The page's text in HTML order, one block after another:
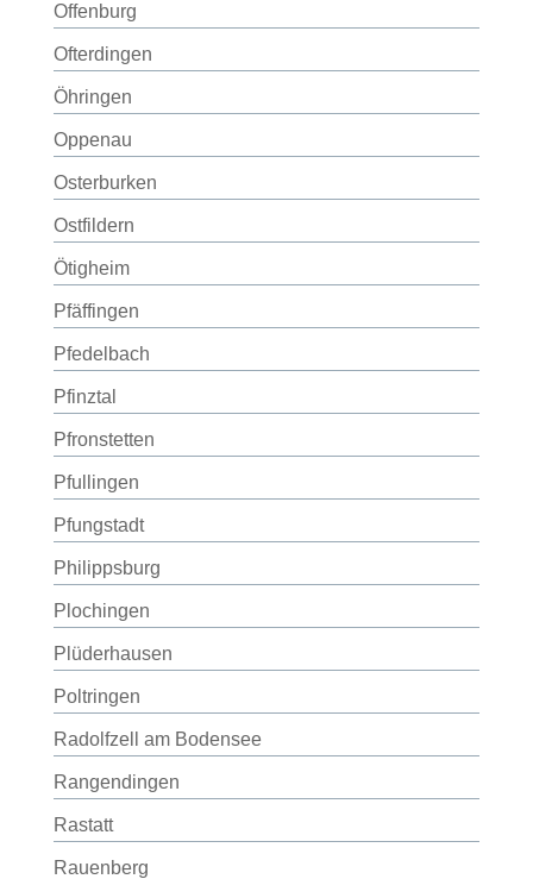
Offenburg
Ofterdingen
Öhringen
Oppenau
Osterburken
Ostfildern
Ötigheim
Pfäffingen
Pfedelbach
Pfinztal
Pfronstetten
Pfullingen
Pfungstadt
Philippsburg
Plochingen
Plüderhausen
Poltringen
Radolfzell am Bodensee
Rangendingen
Rastatt
Rauenberg